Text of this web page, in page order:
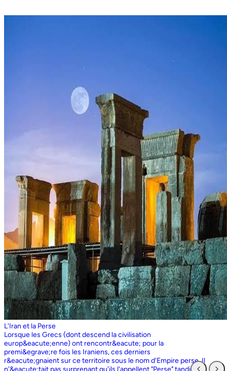
L'Iran et la Perse
Lorsque les Grecs (dont descend la civilisation europ&eacute;enne) ont rencontr&eacute; pour la premi&egrave;re fois les Iraniens, ces derniers r&eacute;gnaient sur ce territoire sous le nom d'Empire perse. Il n'&eacute;tait pas surprenant qu'ils l'appellent "Perse" tandis que les Perses, qui sont entr&eacute;s en contact pour la premi&egrave;re fois avec les Grecs ioniens, appelaient l'ensemble du territoire grec "Ionie". Aujourd'hui encore, les Iraniens utilisent le nom d'Ionie pour d&eacute;signer la Gr&egrave;ce (Yunan). La Perse ne faisait partie de l'Iran que dans la mesure o&ugrave; les Perses constituaient une partie du peuple iranien. Pourtant, elle avait parfois un sens encore plus large que l'Iran, car ce que l'on appelait historiquement la Perse ou l'empire perse comprenait non seulement un territoire beaucoup plus vaste que l'Iran actuel, mais aussi des pays et des peuples non iraniens comme l'&Eacute;gypte. "Perse" est rest&eacute; le terme europ&eacute;en pour l'Iran jusqu'en 1935, date &agrave; laquelle le gouvernement iranien a insist&eacute; pour que tous les pays appellent officiellement le pays par ce dernier nom. Mais le terme "Perse" a surv&eacute;cu et, encore aujourd'hui, pour de nombreux Occidentaux, la "Perse" a une connotation historique et culturelle beaucoup plus large que celle v&eacute;hicul&eacute;e par le terme "Iran", qu'ils confondaient parfois avec l'Irak. Beaucoup ne savent plus que l'Iran et la Perse sont la m&ecirc;me chose, pensant que l'Iran est aussi un pays arabe ! L'Iran actuel fait partie du plateau iranien, beaucoup plus vaste, dont l'ensemble a parfois fait partie de l'empire perse. Le pays est vaste, plus grand que le Royaume-Uni, la France, l'Espagne et l'Allemagne r&eacute;unis. Il est accident&eacute; et aride et, &agrave; l'exception de deux r&eacute;gions de plaine, il est constitu&eacute; de montagnes et de d&eacute;serts. Il y a deux grandes rang&eacute;es de montagnes, l'Alborz au nord, qui s'&eacute;tend du Caucase au nord-ouest jusqu'au Khorasan &agrave; l'est, et le Zagros, qui s'&eacute;tend de l'ouest au sud-est. Les grands d&eacute;serts, Dasht-e-Kavir et Dasht-e-Lut, tous deux situ&eacute;s &agrave; l'est, sont pratiquement inhabitables. Les deux r&eacute;gions de plaine sont le littoral de la mer Caspienne, qui se trouve au-dessous du niveau de la mer, a un climat subtropical et est couvert de for&ecirc;ts tropicales, et la plaine du Khuzestan au sud-ouest, qui est une continuation des terres fertiles de la M&eacute;sopotamie et est arros&eacute;e par le seul grand fleuve d'Iran, le Karun. Ainsi, la terre est abondante mais l'eau est rare, contrairement &agrave; un pays comme la Hollande o&ugrave; la terre est rare mais l'eau abondante. La raret&eacute; de l'eau a jou&eacute; un r&ocirc;le majeur non seulement en influen&ccedil;ant la nature et les syst&egrave;mes de l'agriculture iranienne, mais aussi un certain nombre de facteurs sociologiques cl&eacute;s, y compris la cause et la nature des &Eacute;tats iraniens. L'&eacute;tendue des montagnes et du d&eacute;sert a naturellement divis&eacute; la population iranienne en groupes relativement isol&eacute;s. Mais l'aridit&eacute; a jou&eacute; un r&ocirc;le encore plus important &agrave; cet &eacute;gard, et ce au niveau des plus petites unit&eacute;s sociales. Dans la majeure partie du pays, l'agriculture et l'&eacute;levage du b&eacute;tail n'&eacute;taient possibles que l&agrave; o&ugrave; l'eau de pluie naturelle, un petit ruisseau, un canal d'eau souterrain, appel&eacute; Qanat, ou une combinaison de ces &eacute;l&eacute;ments fournissait l'approvisionnement minimal n&eacute;cessaire en eau. Le Qanat ou Kariz est un d&eacute;veloppement ing&eacute;nieux des temps anciens, qui remonte &agrave; bien avant la fondation de l'empire perse. &Agrave; partir d'une nappe phr&eacute;atique existante dans les hautes terres, un tunnel est creus&eacute; sous le sol, en pente descendante vers les basses terres (pr&egrave;s des fermes environnantes) o&ugrave; il remonte &agrave; la surface. L'eau qui s'&eacute;coule de la source par gravit&eacute; est ensuite distribu&eacute;e par d'&eacute;troits canaux l&agrave; o&ugrave; elle est n&eacute;cessaire pour l'irrigation et d'autres usages. Le peuple iranien &Agrave; l'origine, les Iraniens &eacute;taient plus une ethnie qu'une nation et les perses se comptaient comme un groupe parmi un bon nombre des Iraniens. A part le pays qui s'appelle aujourd'hui l'Iran, l'Afghanistan et le Tadjikistan appartiennent &eacute;galement &agrave; un territoire iranien plus large dans leurs concepts historiques et culturels. En plus la domaine culturelle iranienne d&eacute;passe encore plus loin que la fronti&egrave;re de l&rsquo;ensemble de ces trois pays et s'&eacute;tendant jusqu&rsquo;au cot&eacute; nordique de l'Inde, l'Ouzb&eacute;kistan, le Turkm&eacute;nistan, le Caucase et l'Anatolie : Aujourd&rsquo;hui , c&rsquo;est ce que l&rsquo;on appelle &lsquo;&rsquo; Monde Persan&rsquo;&rsquo; La langue persane est une des langues iraniennes, alors qu&rsquo;il en existe d'autres vari&eacute;t&eacute;s dont le kurde et le pashto. En Iran, certaines langues locales sont encore parl&eacute;es en tant que des langues vivantes tandis que d&rsquo;autre langues r&eacute;gionales que l&rsquo;iranienne sont &eacute;galement parl&eacute;s en Iran tels que le turc et l&rsquo;arabe. En plus, d'autres formats de la langue persane sont parl&eacute;es en Afghanistan et au Tadjikistan, si bien que les r&eacute;sidents dans ces trois pays arrivent &agrave; se comprendre lors de la conversation et de la communication litt&eacute;raire. Egalement d'autres dialectes persans sont parl&eacute;s en Iran. A vraie dire , n&rsquo;importe quel argument &agrave; propos de l&rsquo;histoire de l&rsquo;Iran, de son &eacute;conomie et de sa politique ne serait pas raisonnable sauf qu&rsquo;on puisse tenir en compte les nomades qui ont &eacute;tabli leurs royaume &agrave; partir de l&rsquo;&eacute;poque des Perses au Qajars qui r&eacute;gnaient jusuq&rsquo;aux20&egrave;me si&egrave;cle. Suit &agrave; la recherches des p&acirc;turages encore plus verts et des sols fertils, diff&eacute;rents &eacute;thnies comme le turques, sont partis vers les r&eacute;gions au nord, nord-est et l&rsquo;est de la Perse . Apr&egrave;s avoir s&rsquo;h&eacute;berger , ils fallait qu&rsquo;ils se pr&eacute;par&egrave;rent pour faire face aux &eacute;nemies etrang&egrave;res . La s&egrave;cheresse, l&rsquo;aridit&eacute; et la densit&eacute; de la population dan leurs propres r&eacute;gions fut la cause de l&rsquo;immigration vers la Perse. D&rsquo;autre part la manqu&eacute; de la pluie et l&rsquo;aridit&eacute; en Iran causait la miragartion des gens vers des r&eacute;gions plus verts : ils se d&eacute;pla&ccedil;aient tous les ann&eacute;es, pour aller vers les r&eacute;gions o&ugrave; il faisait agr&eacute;able pendant l&rsquo;hiver et des r&eacute;gions o&ugrave; le climat faisait moins chaud au cours de l&rsquo;&eacute;t&eacute;. En comparaison avec les les s&eacute;dentaires, les nomades ont des puissances militaires et ils sont plus dynamiques, et plus nombreux que les villageoises qu'ils attaquaient. Ces particularit&eacute;s permettent &agrave; une tribu ou &agrave; un ensemble de tribus de faire diriger les autres vers la formation d&rsquo;un &eacute;tat central : Ensuite il faisait les n&eacute;cessaires pour collecter directement ou via un moyen indirect, la totalit&eacute; des produits agricoles exc&eacute;dentaires pour fournir les affaires financi&egrave;res. Ainsi il devient un &eacute;tat central et capable &agrave; taille de contr&ocirc;ler, d'administrer et de d&eacute;fendre ses vastes territoires. La plupart des souverains iraniens se d&eacute;pla&ccedil;aient la plupart du temps et cette caract&eacute;ristique est racin&eacute; dans leurs origines et leurs esprits. Par exemple les Ach&eacute;m&eacute;nides dirigeaient leurs trois capitales et se d&eacute;pla&ccedil;aient entre : Suse, Pers&eacute;polis et Ecbatane et parfois quatre si on fait inclure la Babylon. D&egrave;s le d&eacute;but ; tous les gouvernements iraniens jusqu&rsquo;au 20&egrave;me si&egrave;cle, on &eacute;t&eacute; fond&eacute;s par des tribus nomades et apr&egrave;s avoir &ecirc;tre uni au sein du gouvernement , il fallait se pr&eacute;parer pour faire face aux d&eacute;fis comme l&rsquo;invasion des nomades dans le pays et ceux qui pourraient attaquer depuis des terres au-del&agrave; des fronti&egrave;res. D'une mani&egrave;re historique, l'Iran a &eacute;t&eacute; le carrefour entre l'Asie et l'Europe, l'Est et l'Ouest. Les personnes, les biens ainsi que les croyances, les normes et produits culturels y sont pass&eacute;s, g&eacute;n&eacute;ralement d'est en ouest, mais pas toujours. L'influence orientale &eacute;tait telle que beaucoup des anciens mythes et l&eacute;gendes iraniens provenaient des terres orientales de l'Iran, bien que l'islam et les Arabes soient venus de la direction oppos&eacute;e. Cette situation g&eacute;ographique particuli&egrave;re a donn&eacute; lieu &agrave; ce que l'on peut appeler &laquo; l'effet carrefour &raquo;, &agrave; la fois d&eacute;stabilisant et enrichissant le pays ; rendant ses habitants hospitaliers et amicaux envers les &eacute;trangers et aussi tr&egrave;s conscients de leur particularit&eacute;. L'une des cons&eacute;quences de l'effet de carrefour est le fait que l'Iran est maintenant peupl&eacute; d&rsquo;une vari&eacute;t&eacute; de communaut&eacute;s ethniques et linguistiques incluant ceux dont la langue maternelle est le persan, ainsi que les Kurdes, les Turcs, les Arabes, les Baloutches, etc. On rencontre les Turcophones dans la r&eacute;gion Nord-ouest de l'Azerba&iuml;djan, aujourd'hui divis&eacute;e en plusieurs provinces, &agrave; la fronti&egrave;re de la Turquie et du Caucase. D'autres peuples turcophones, comme les Turkm&egrave;nes du Centre-nord-est et les tribus turcophones comm